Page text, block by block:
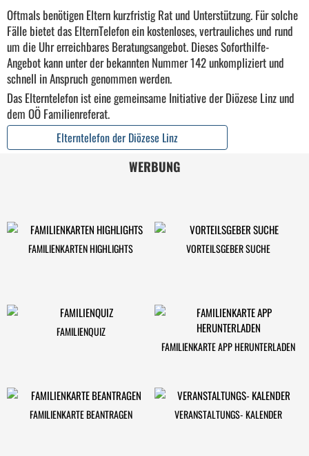
Oftmals benötigen Eltern kurzfristig Rat und Unterstützung. Für solche
Fälle bietet das ElternTelefon ein kostenloses, vertrauliches und rund
um die Uhr erreichbares Beratungsangebot. Dieses Soforthilfe-
Angebot kann unter der bekannten Nummer 142 unkompliziert und
schnell in Anspruch genommen werden.
Das Elterntelefon ist eine gemeinsame Initiative der Diözese Linz und
dem OÖ Familienreferat.
Elterntelefon der Diözese Linz
WERBUNG
FAMILIENKARTEN HIGHLIGHTS VORTEILSGEBER SUCHE
FAMILIENQUIZ
FAMILIENKARTE APP HERUNTERLADEN
FAMILIENKARTE BEANTRAGEN VERANSTALTUNGS- KALENDER